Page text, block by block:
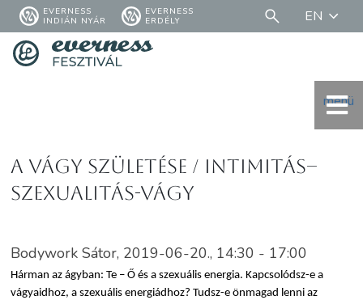
EVERNESS
INDIÁN NYÁR
EVERNESS
ERDÉLY
EN
menü
A vágy születése / Intimitás–
szexualitás-vágy
Bodywork Sátor, 2019-06-20., 14:30 - 17:00
Hárman az ágyban: Te – Ő és a szexuális energia. Kapcsolódsz-e a
vágyaidhoz, a szexuális energiádhoz? Tudsz-e önmagad lenni az